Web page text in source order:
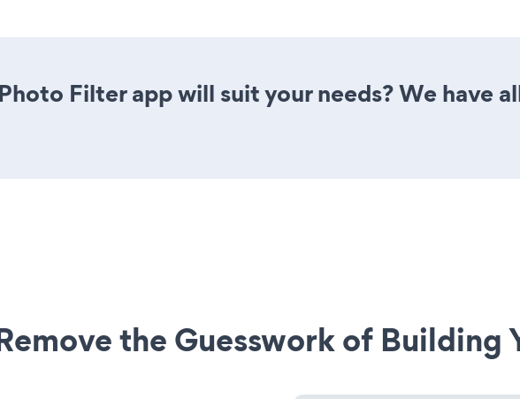
Filter app will suit your needs? We have
the Guesswork of Building